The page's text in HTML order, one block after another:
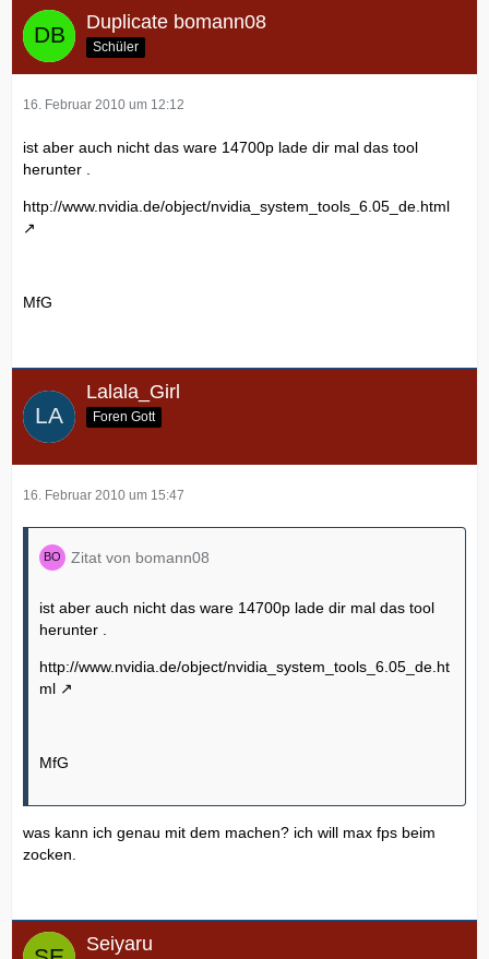
Duplicate bomann08
Schüler
16. Februar 2010 um 12:12
ist aber auch nicht das ware 14700p lade dir mal das tool
herunter .
http://www.nvidia.de/object/nvidia_system_tools_6.05_de.html
MfG
Lalala_Girl
Foren Gott
16. Februar 2010 um 15:47
Zitat von bomann08
ist aber auch nicht das ware 14700p lade dir mal das tool
herunter .
http://www.nvidia.de/object/nvidia_system_tools_6.05_de.ht
ml
MfG
was kann ich genau mit dem machen? ich will max fps beim
zocken.
Seiyaru